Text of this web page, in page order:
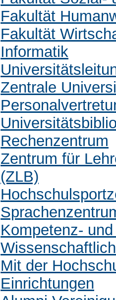
Fakultät
Fakultät
Informatik
Zentrale
Rechenzentrum
Zentrum für
(ZLB)
Kompetenz-
Mit der
Einrichtungen